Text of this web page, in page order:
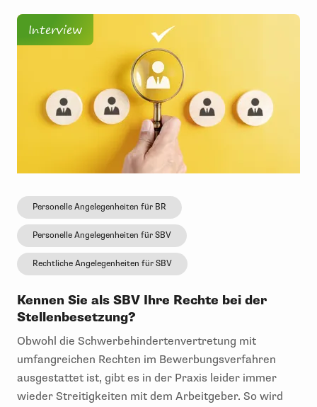
Interview
Personelle Angelegenheiten für BR
Personelle Angelegenheiten für SBV
Rechtliche Angelegenheiten für SBV
Kennen Sie als SBV Ihre Rechte bei der
Stellenbesetzung?
Obwohl die Schwerbehindertenvertretung mit
umfangreichen Rechten im Bewerbungsverfahren
ausgestattet ist, gibt es in der Praxis leider immer
wieder Streitigkeiten mit dem Arbeitgeber. So wird